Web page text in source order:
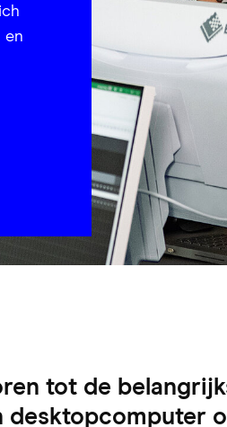
en
tot de
desktopcomputer